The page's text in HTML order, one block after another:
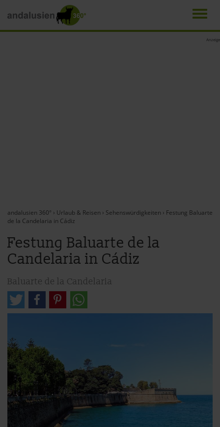
Anzeige
andalusien 360° › Urlaub & Reisen › Sehenswürdigkeiten › Festung Baluarte
de la Candelaria in Cádiz
Festung Baluarte de la
Candelaria in Cádiz
Baluarte de la Candelaria